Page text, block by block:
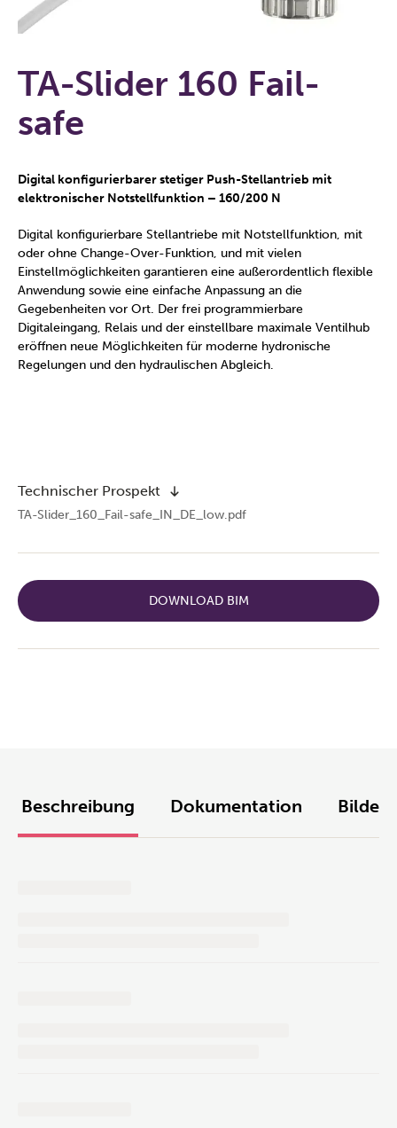
TA-Slider 160 Fail-
safe
Digital konfigurierbarer stetiger Push-Stellantrieb mit
elektronischer Notstellfunktion – 160/200 N
Digital konfigurierbare Stellantriebe mit Notstellfunktion, mit
oder ohne Change-Over-Funktion, und mit vielen
Einstellmöglichkeiten garantieren eine außerordentlich flexible
Anwendung sowie eine einfache Anpassung an die
Gegebenheiten vor Ort. Der frei programmierbare
Digitaleingang, Relais und der einstellbare maximale Ventilhub
eröffnen neue Möglichkeiten für moderne hydronische
Regelungen und den hydraulischen Abgleich.
Technischer Prospekt
TA-Slider_160_Fail-safe_IN_DE_low.pdf
DOWNLOAD BIM
Beschreibung Dokumentation Bilder